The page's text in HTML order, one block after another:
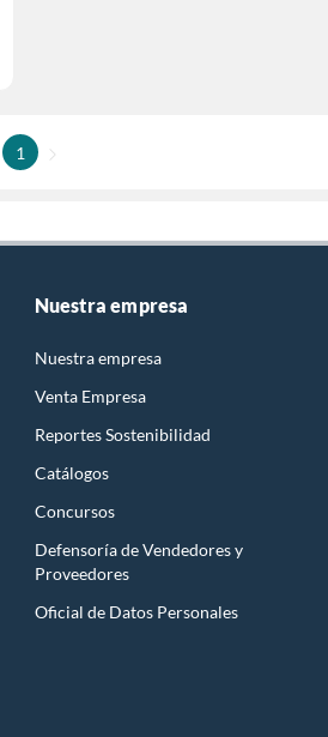
1
Nuestra empresa
Nuestra empresa
Venta Empresa
Reportes Sostenibilidad
Catálogos
Concursos
Defensoría de Vendedores y
Proveedores
Oficial de Datos Personales